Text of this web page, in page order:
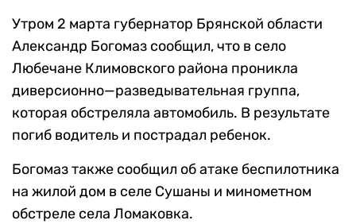
Утром 2 марта губернатор Брянской области
Александр Богомаз сообщил, что в село
Любечане Климовского района проникла
диверсионно—разведывательная группа,
которая обстреляла автомобиль. В результате
погиб водитель и пострадал ребенок.
Богомаз также сообщил об атаке беспилотника
на жилой дом в селе Сушаны и минометном
обстреле села Ломаковка.